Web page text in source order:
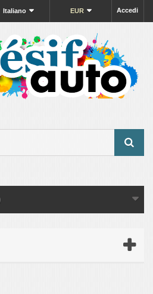
Accedi
EUR
Italiano